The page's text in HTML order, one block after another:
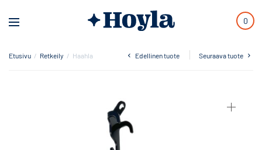
0
Etusivu / Retkeily / Haahla Edellinen tuote Seuraava tuote